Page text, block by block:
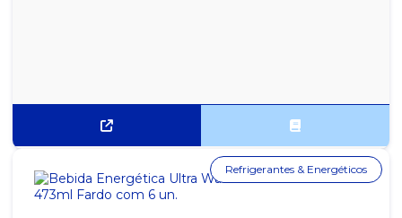
Refrigerantes & Energéticos